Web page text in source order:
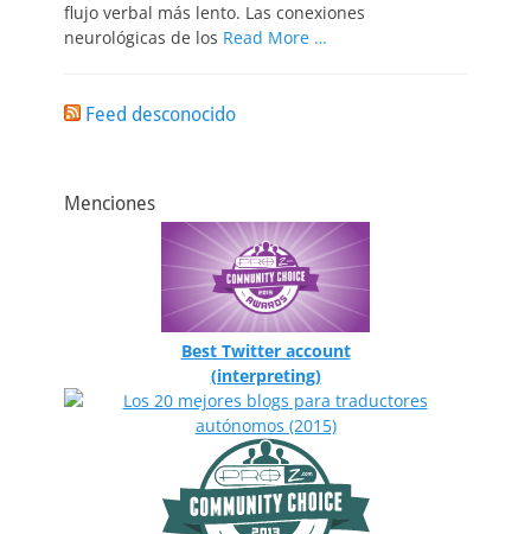
flujo verbal más lento. Las conexiones
neurológicas de los Read More …
Feed desconocido
Menciones
Best Twitter account
(interpreting)